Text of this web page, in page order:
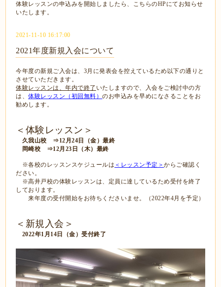
体験レッスンの申込みを開始しましたら、こちらのHPにてお知らせ
いたします。
2021-11-10 16:17:00
2021年度新規入会について
今年度の新規ご入会は、3月に発表会を控えているため以下の通りと
させていただきます。
体験レッスンは、年内で終了 いたしますので、入会をご検討中の方
は、体験レッスン（初回無料）のお申込みを早めになさることをお
勧めします。
＜体験レッスン＞
久我山校 ⇒12月24日（金）最終
岡崎校 ⇒12月23日（木）最終
※各校のレッスンスケジュールは ＜レッスン予定＞からご確認く
ださい。
※高井戸校の体験レッスンは、定員に達しているため受付を終了
しております。
来年度の受付開始をお待ちくださいませ。（2022年4月を予定）
＜新規入会＞
2022年1月14日（金）受付終了